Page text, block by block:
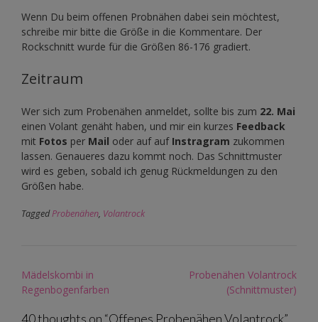
Wenn Du beim offenen Probnähen dabei sein möchtest,
schreibe mir bitte die Größe in die Kommentare. Der
Rockschnitt wurde für die Größen 86-176 gradiert.
Zeitraum
Wer sich zum Probenähen anmeldet, sollte bis zum 22. Mai
einen Volant genäht haben, und mir ein kurzes Feedback
mit Fotos per Mail oder auf auf Instragram zukommen
lassen. Genaueres dazu kommt noch. Das Schnittmuster
wird es geben, sobald ich genug Rückmeldungen zu den
Größen habe.
TaggedProbenähen, Volantrock
Post
navigation
Mädelskombi in
Regenbogenfarben
Probenähen Volantrock
(Schnittmuster)
40 thoughts on “Offenes Probenähen Volantrock”